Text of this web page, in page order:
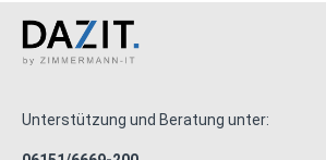
Unterstützung und Beratung unter: